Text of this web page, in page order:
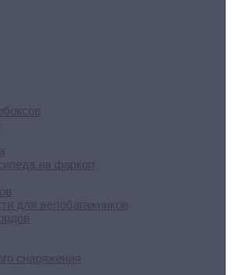
на фаркоп
для велобагажников
снаряжения